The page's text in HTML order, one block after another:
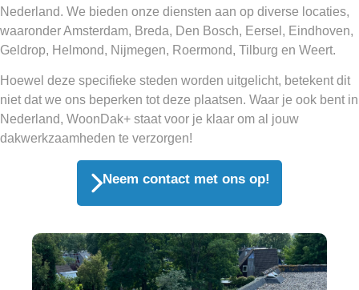
Nederland. We bieden onze diensten aan op diverse locaties,
waaronderAmsterdam, Breda, Den Bosch, Eersel , Eindhoven,
Geldrop, Helmond, Nijmegen, Roermond, Tilburg en Weert.
Hoewel deze specifieke steden worden uitgelicht, betekent dit
niet dat we ons beperken tot deze plaatsen. Waar je ook bent in
Nederland, WoonDak+ staat voor je klaar om al jouw
dakwerkzaamheden te verzorgen!
Neem contact met ons op!